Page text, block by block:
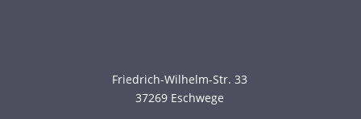
Friedrich-Wilhelm-Str. 33
37269 Eschwege